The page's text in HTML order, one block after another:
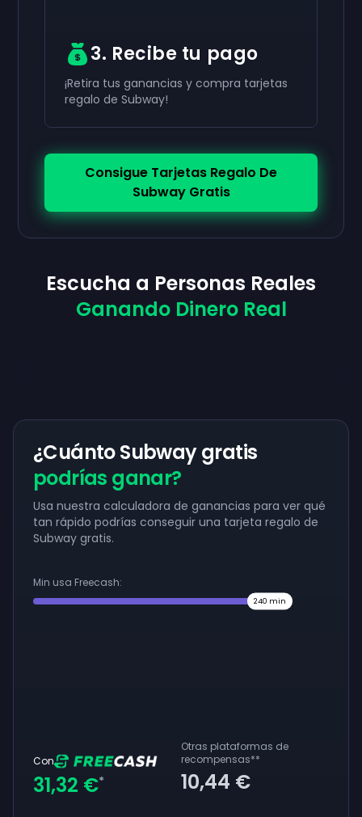
3. Recibe tu pago
¡Retira tus ganancias y compra tarjetas
regalo de Subway!
Consigue Tarjetas Regalo De
Subway Gratis
Escucha a Personas Reales
Ganando Dinero Real
¿Cuánto Subway gratis
podrías ganar?
Usa nuestra calculadora de ganancias para ver qué
tan rápido podrías conseguir una tarjeta regalo de
Subway gratis.
Min usa Freecash:
240 min
Con
31,32 €*
Otras plataformas de
recompensas**
10,44 €